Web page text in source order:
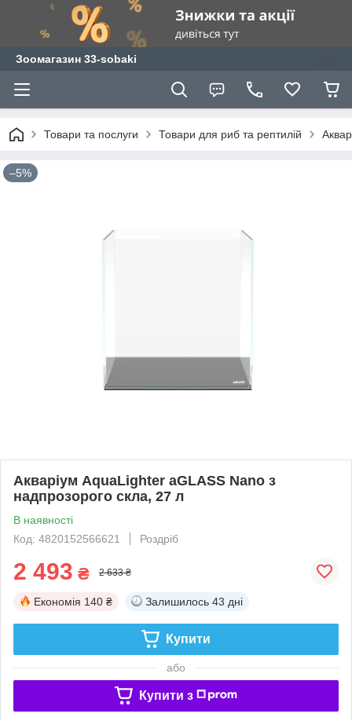
Зоомагазин 33-sobaki
Товари та послуги Товари для риб та рептилій
–5%
Акваріум AquaLighter aGLASS Nano з
надпрозорого скла, 27 л
В наявності
Код: 4820152566621
Роздріб
2 493 ₴ 2 633 ₴
Економія 140 ₴ Залишилось 43 дні
Купити
або
Купити з